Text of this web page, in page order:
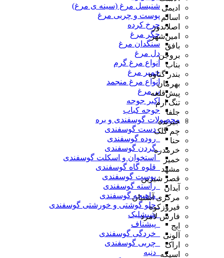
شنیسل مرغ (سینه ی مرغ)
پوست و چربی مرغ
چرخ کرده
جگر مرغ
سنگدان مرغ
دل مرغ
انواع مرغ گرم
خمیر مرغ
انواع مرغ منجمد
پر مرغ
اکبر جوجه
جوجه کباب
محصولات گوسفندی و بره
_دست گوسفندی
_روده گوسفندی
_گردن گوسفندی
_استخوان و اسکلت گوسفندی
_قلوه گاه گوسفندی
_پوست گوسفندی
_راسته گوسفندی
_ماهیچه گوسفندی
_چلو گوشتی و خورشتی گوسفندی
_شیشلیک
_پیشناف
_خردگی گوسفندی
_چربی گوسفندی
_دنبه
ادیمی
اسالم
اصلاندوز
امین‌شهر
بافق
بروجن
بناب
بندر گناوه
بهرمان
پیش‌قلعه
تنگ ارم
جلفا
جیرنده
چم گلک
حنا
خرمدره
خمیر
مشهد
قصر شیرین
آبدان
مرکزی آشتیان
فیروزکوه
فارس لامرد
ایج
آلونی
اراک
اسپکه